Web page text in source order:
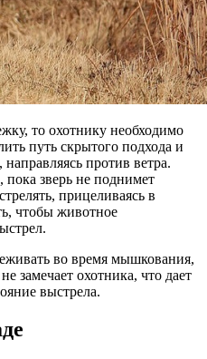
то охотнику необходимо
путь скрытого подхода и
против ветра.
зверь не поднимет
прицеливаясь в
чтобы животное
во время мышкования,
замечает охотника, что дает
выстрела.